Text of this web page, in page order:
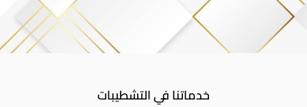
خدماتنا في التشطيبات